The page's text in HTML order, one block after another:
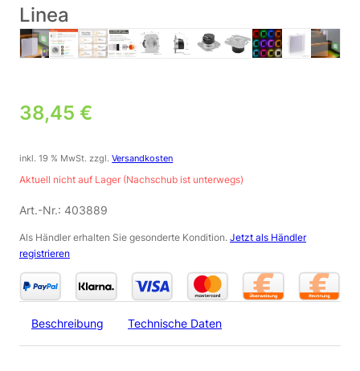
Linea
38,45 €
inkl. 19 % MwSt. zzgl.Versandkosten
Aktuell nicht auf Lager (Nachschub ist unterwegs)
Art.-Nr.: 403889
Als Händler erhalten Sie gesonderte Kondition. Jetzt als Händler
registrieren
Beschreibung Technische Daten